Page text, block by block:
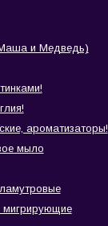
и Медведь)
ароматизаторы!
мыло
мигрирующие